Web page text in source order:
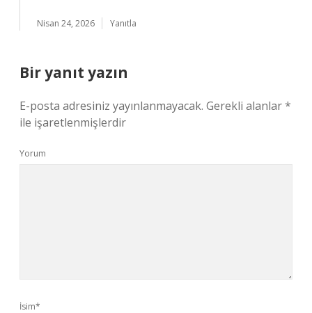
Nisan 24, 2026 Yanıtla
Bir yanıt yazın
E-posta adresiniz yayınlanmayacak. Gerekli alanlar*
ile işaretlenmişlerdir
Yorum
İsim*